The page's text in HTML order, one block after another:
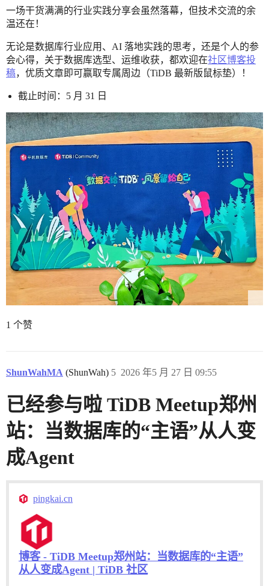
一场干货满满的行业实践分享会虽然落幕，但技术交流的余
温还在！
无论是数据库行业应用、AI 落地实践的思考，还是个人的参
会心得，关于数据库选型、运维收获，都欢迎在社区博客投
稿，优质文章即可赢取专属周边（TiDB 最新版鼠标垫）！
截止时间：5 月 31 日
1 个赞
ShunWahMA (ShunWah) 2026 年5 月 27 日 09:55
5
已经参与啦 TiDB Meetup郑州
站：当数据库的“主语”从人变
成Agent
pingkai.cn
博客 - TiDB Meetup郑州站：当数据库的“主语”
从人变成Agent | TiDB 社区